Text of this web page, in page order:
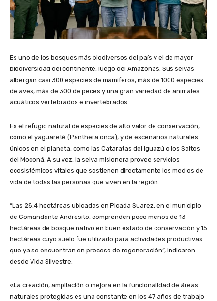
Es uno de los bosques más biodiversos del país y el de mayor
biodiversidad del continente, luego del Amazonas. Sus selvas
albergan casi 300 especies de mamíferos, más de 1000 especies
de aves, más de 300 de peces y una gran variedad de animales
acuáticos vertebrados e invertebrados.
Es el refugio natural de especies de alto valor de conservación,
como el yaguareté (Panthera onca), y de escenarios naturales
únicos en el planeta, como las Cataratas del Iguazú o los Saltos
del Moconá. A su vez, la selva misionera provee servicios
ecosistémicos vitales que sostienen directamente los medios de
vida de todas las personas que viven en la región.
“Las 28,4 hectáreas ubicadas en Picada Suarez, en el municipio
de Comandante Andresito, comprenden poco menos de 13
hectáreas de bosque nativo en buen estado de conservación y 15
hectáreas cuyo suelo fue utilizado para actividades productivas
que ya se encuentran en proceso de regeneración”, indicaron
desde Vida Silvestre.
«La creación, ampliación o mejora en la funcionalidad de áreas
naturales protegidas es una constante en los 47 años de trabajo